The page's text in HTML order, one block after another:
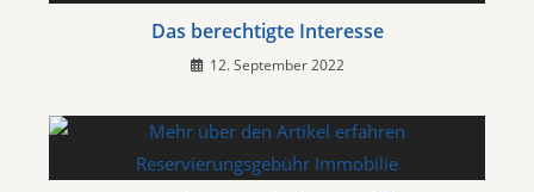
Das berechtigte Interesse
12. September 2022